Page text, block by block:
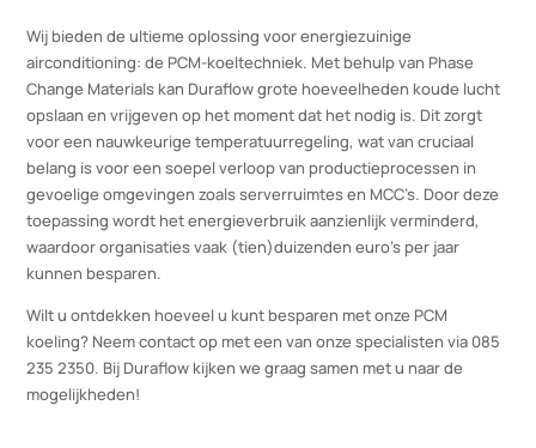
Beste oplossing voor een
energiezuinige airco
Wij bieden de ultieme oplossing voor energiezuinige
airconditioning: de PCM-koeltechniek. Met behulp van Phase
Change Materials kan Duraflow grote hoeveelheden koude
opslaan en vrijgeven op het moment dat het nodig is. Dit zorgt
voor een nauwkeurige temperatuurregeling, wat van cruciaal
belang is voor een soepel verloop van productieprocessen in
gevoelige omgevingen zoals serverruimtes en MCC’s. Door deze
toepassing wordt het energieverbruik aanzienlijk verminderd,
waardoor organisaties vaak (tien)duizenden euro’s per jaar
kunnen besparen.